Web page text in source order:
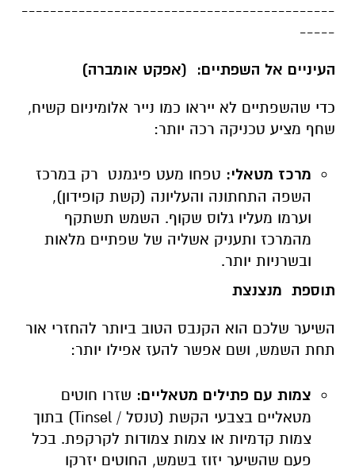
--------------------------------------------
-----
העיניים אל השפתיים: (אפקט אומברה)
כדי שהשפתיים לא ייראו כמו נייר אלומיניום קשיח,
שחף מציע טכניקה רכה יותר:
מרכז מטאלי: טפחו מעט פיגמנט רק במרכז
השפה התחתונה והעליונה (קשת קופידון),
וערמו מעליו גלוס שקוף. השמש תשתקף
מהמרכז ותעניק אשליה של שפתיים מלאות
ובשרניות יותר.
תוספת מנצנצת
השיער שלכם הוא הקנבס הטוב ביותר להחזרי אור
תחת השמש, ושם אפשר להעז אפילו יותר:
צמות עם פתילים מטאליים: שזרו חוטים
מטאליים בצבעי הקשת (טנסל / Tinsel) בתוך
צמות קדמיות או צמות צמודות לקרקפת. בכל
פעם שהשיער יזוז בשמש, החוטים יזרקו